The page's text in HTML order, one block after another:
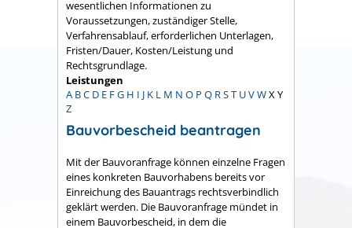
wesentlichen Informationen zu
Voraussetzungen, zuständiger Stelle,
Verfahrensablauf, erforderlichen Unterlagen,
Fristen/Dauer, Kosten/Leistung und
Rechtsgrundlage.
Leistungen
A BC D E FG H I J K L M N O P Q RST UVWX Y
Z
Bauvorbescheid beantragen
Mit der Bauvoranfrage können einzelne Fragen
eines konkreten Bauvorhabens bereits vor
Einreichung des Bauantrags rechtsverbindlich
geklärt werden. Die Bauvoranfrage mündet in
einem Bauvorbescheid, in dem die